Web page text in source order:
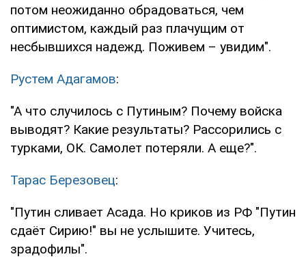
потом неожиданно обрадоваться, чем
оптимистом, каждый раз плачущим от
несбывшихся надежд. Поживем – увидим".
Рустем Адагамов:
"А что случилось с Путиным? Почему войска
выводят? Какие результаты? Рассорились с
турками, ОК. Самолет потеряли. А еще?".
Тарас Березовец:
"Путин сливает Асада. Но криков из РФ "Путин
сдаёт Сирию!" вы не услышите. Учитесь,
зрадофилы".